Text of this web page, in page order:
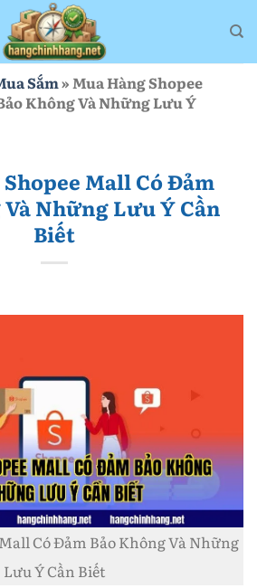
Sắm»Mua Hàng Shopee
Không Và Những Lưu Ý
Mall Có Đảm
Những Lưu Ý Cần
Biết
Có Đảm Bảo Không Và Những
Lưu Ý Cần Biết